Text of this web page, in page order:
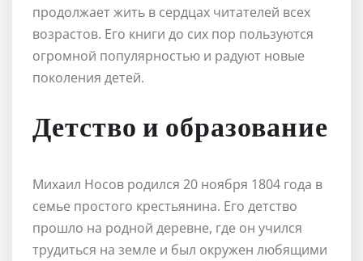
продолжает жить в сердцах читателей всех
возрастов. Его книги до сих пор пользуются
огромной популярностью и радуют новые
поколения детей.
Детство и образование
Михаил Носов родился 20 ноября 1804 года в
семье простого крестьянина. Его детство
прошло на родной деревне, где он учился
трудиться на земле и был окружен любящими